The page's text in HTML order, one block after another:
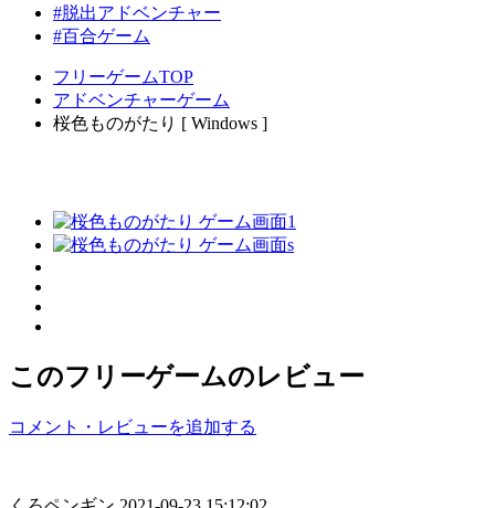
#脱出アドベンチャー
#百合ゲーム
フリーゲームTOP
アドベンチャーゲーム
桜色ものがたり [ Windows ]
このフリーゲームのレビュー
コメント・レビューを追加する